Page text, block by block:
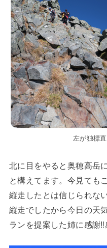
左が独標
北に目をやると奥穂高岳
と構えてます。今見ても
縦走したとは信じられな
縦走でしたから今日の天
ランを提案した姉に感謝‼